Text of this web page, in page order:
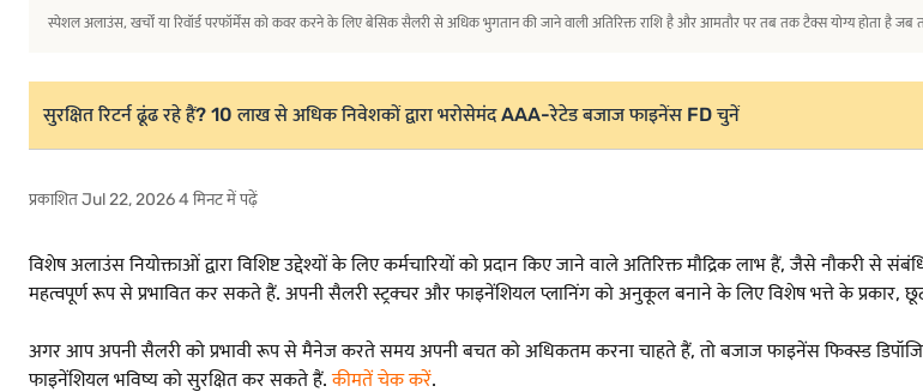
स्पेशल अलाउंस, खर्चों या रिवॉर्ड परफॉर्मेंस को कवर करने के लिए बेसिक सैलरी से अधिक भुगतान की जाने वाली अतिरिक्त राशि है और आमतौर पर तब तक टैक्स योग्य होता है जब
सुरक्षित रिटर्न ढूंढ रहे हैं? 10 लाख से अधिक निवेशकों द्वारा भरोसेमंद AAA-रेटेड बजाज फाइनेंस FD चुनें
प्रकाशित Jul 22, 2026 4 मिनट में पढ़ें
विशेष अलाउंस नियोक्ताओं द्वारा विशिष्ट उद्देश्यों के लिए कर्मचारियों को प्रदान किए जाने वाले अतिरिक्त मौद्रिक लाभ हैं, जैसे नौकरी से
महत्वपूर्ण रूप से प्रभावित कर सकते हैं. अपनी सैलरी स्ट्रक्चर और फाइनेंशियल प्लानिंग को अनुकूल बनाने के लिए विशेष भत्ते के प्रकार,
अगर आप अपनी सैलरी को प्रभावी रूप से मैनेज करते समय अपनी बचत को अधिकतम करना चाहते हैं, तो बजाज फाइनेंस फिक्स्ड
फाइनेंशियल भविष्य को सुरक्षित कर सकते हैं.कीमतें चेक करें.